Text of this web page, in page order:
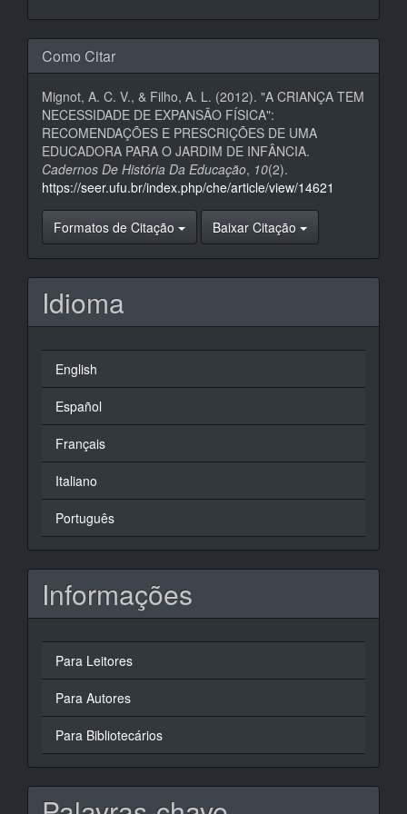
Como Citar
Mignot, A. C. V., & Filho, A. L. (2012). "A CRIANÇA TEM
NECESSIDADE DE EXPANSÃO FÍSICA":
RECOMENDAÇÕES E PRESCRIÇÕES DE UMA
EDUCADORA PARA O JARDIM DE INFÂNCIA.
Cadernos De História Da Educação, 10(2).
https://seer.ufu.br/index.php/che/article/view/14621
Formatos de Citação Baixar Citação
Idioma
English
Español
Français
Italiano
Português
Informações
Para Leitores
Para Autores
Para Bibliotecários